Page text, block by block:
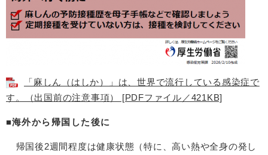
「麻しん（はしか）」は、世界で流行している感染症で
す。（出国前の注意事項） [PDFファイル／421KB]
■海外から帰国した後に
帰国後2週間程度は健康状態（特に、高い熱や全身の発し